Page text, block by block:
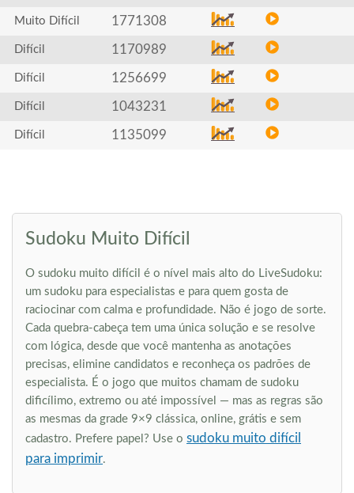
Muito Difícil 1771308
Difícil 1170989
Difícil 1256699
Difícil 1043231
Difícil 1135099
Sudoku Muito Difícil
O sudoku muito difícil é o nível mais alto do LiveSudoku:
um sudoku para especialistas e para quem gosta de
raciocinar com calma e profundidade. Não é jogo de sorte.
Cada quebra-cabeça tem uma única solução e se resolve
com lógica, desde que você mantenha as anotações
precisas, elimine candidatos e reconheça os padrões de
especialista. É o jogo que muitos chamam de sudoku
dificílimo, extremo ou até impossível — mas as regras são
as mesmas da grade 9×9 clássica, online, grátis e sem
cadastro. Prefere papel? Use o sudoku muito difícil
para imprimir.